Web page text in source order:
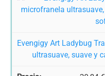
Evengigy Art Ladybug
ultrasuave, suave y